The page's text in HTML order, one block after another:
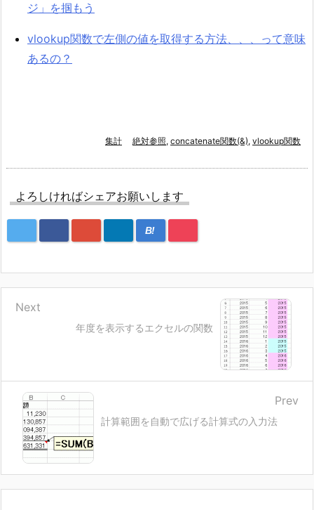
ジ」を掴もう
vlookup関数で左側の値を取得する方法、、、って意味
あるの？
集計 絶対参照, concatenate関数(&), vlookup関数
よろしければシェアお願いします
B!
年度を表示するエクセルの関数
Next
計算範囲を自動で広げる計算式の入力法
Prev